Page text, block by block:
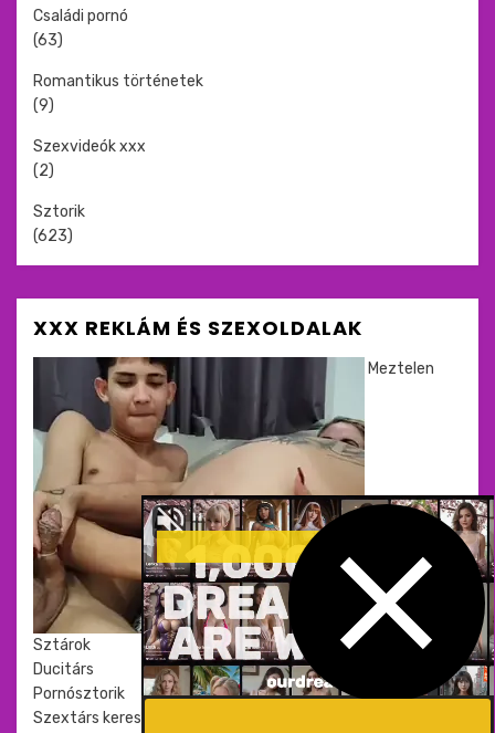
Családi pornó
(63)
Romantikus történetek
(9)
Szexvideók xxx
(2)
Sztorik
(623)
XXX REKLÁM ÉS SZEXOLDALAK
Meztelen
Sztárok
Ducitárs
Pornósztorik
Szextárs kereső